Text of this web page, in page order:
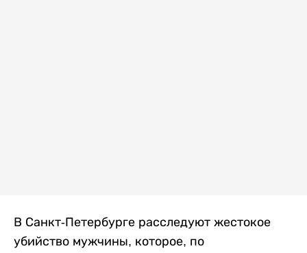
В Санкт-Петербурге расследуют жестокое
убийство мужчины, которое, по